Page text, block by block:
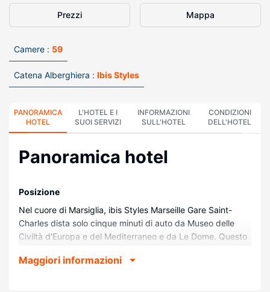
Prezzi Mappa
Camere : 59
Catena Alberghiera : Ibis Styles
PANORAMICA
HOTEL
L'HOTEL E I
SUOI SERVIZI
INFORMAZIONI
SULL'HOTEL
CONDIZIONI
DELL'HOTEL
Panoramica hotel
Posizione
Nel cuore di Marsiglia, ibis Styles Marseille Gare Saint-
Charles dista solo cinque minuti di auto da Museo delle
Civiltà d'Europa e del Mediterraneo e da Le Dome. Questo
3,1 km da Hôpital La Timone.
Maggiori informazioni